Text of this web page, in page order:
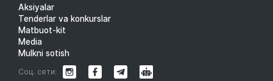
Aksiyalar
Tenderlar va konkurslar
Matbuot-kit
Media
Mulkni sotish
Соц. сети: